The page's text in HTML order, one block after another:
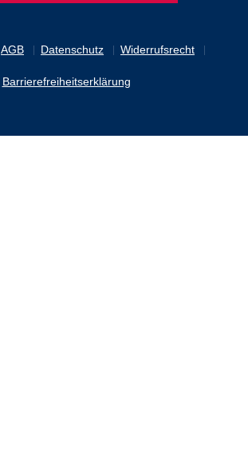
AGB Datenschutz Widerrufsrecht
Barrierefreiheitserklärung